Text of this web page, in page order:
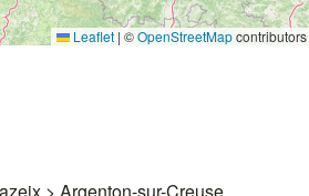
Leaflet | ©OpenStreetMapcontributors